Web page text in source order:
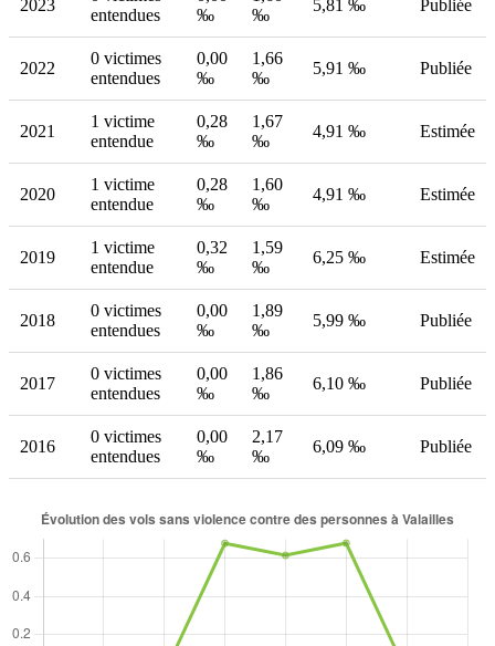
2023
entendues
‰
‰
5,81 ‰ Publiée
2022
0 victimes
entendues
0,00
‰
1,66
‰
5,91 ‰ Publiée
2021
1 victime
entendue
0,28
‰
1,67
‰
4,91 ‰ Estimée
2020
1 victime
entendue
0,28
‰
1,60
‰
4,91 ‰ Estimée
2019
1 victime
entendue
0,32
‰
1,59
‰
6,25 ‰ Estimée
2018
0 victimes
entendues
0,00
‰
1,89
‰
5,99 ‰ Publiée
2017
0 victimes
entendues
0,00
‰
1,86
‰
6,10 ‰ Publiée
2016
0 victimes
entendues
0,00
‰
2,17
‰
6,09 ‰ Publiée